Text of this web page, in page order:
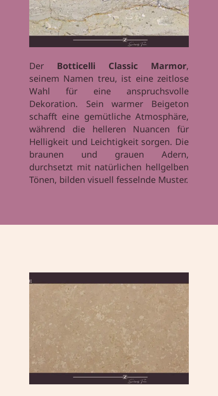
Der Botticelli Classic Marmor,
seinem Namen treu, ist eine zeitlose
Wahl für eine anspruchsvolle
Dekoration. Sein warmer Beigeton
schafft eine gemütliche Atmosphäre,
während die helleren Nuancen für
Helligkeit und Leichtigkeit sorgen. Die
braunen und grauen Adern,
durchsetzt mit natürlichen hellgelben
Tönen, bilden visuell fesselnde Muster.